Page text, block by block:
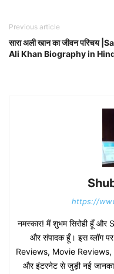
Previous article
सारा अली खान का जीवन परिचय
Ali Khan Biography in
https://
नमस्कार! मैं शुभम सिरोही हूँ
और संपादक हूँ। इस ब्लॉग
Reviews, Movie Reviews,
और इंटरनेट से जुड़ी नई